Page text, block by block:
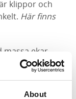
About
klippor och
Här finns
massa ekar
för att få
Här finns